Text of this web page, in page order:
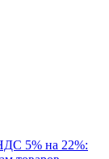
5% на 22%: